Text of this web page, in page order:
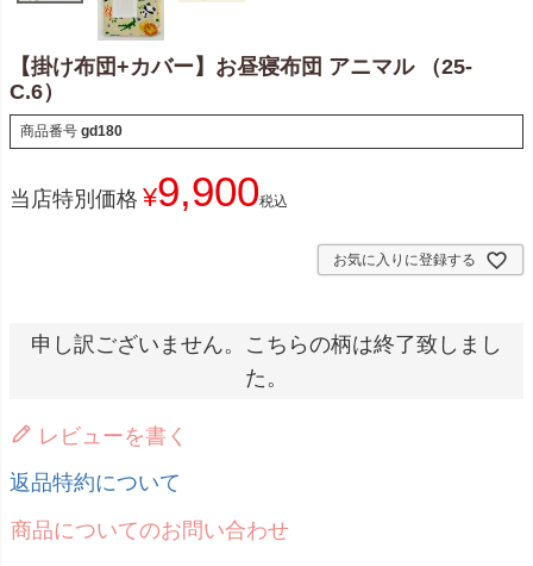
【掛け布団+カバー】お昼寝布団 アニマル （25-
C.6）
商品番号 gd180
当店特別価格 ¥9,900税込
お気に入りに登録する
申し訳ございません。こちらの柄は終了致しまし
た。
レビューを書く
返品特約について
商品についてのお問い合わせ